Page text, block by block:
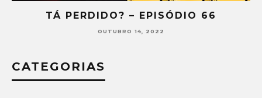
TÁ PERDIDO? – EPISÓDIO 65
SETEMBRO 30, 2022
CATEGORIAS